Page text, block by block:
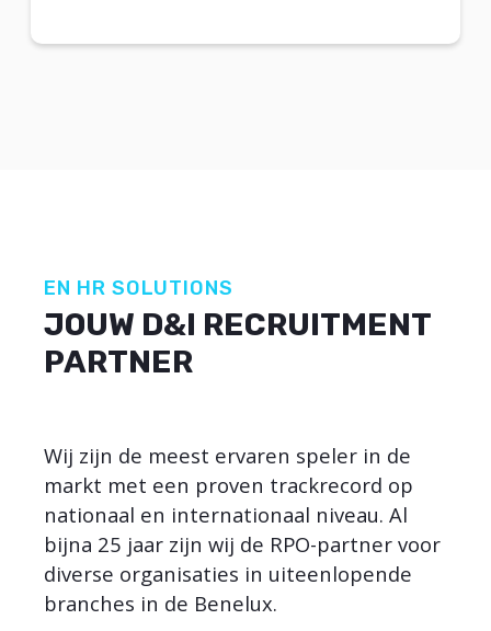
EN HR SOLUTIONS
JOUW D&I RECRUITMENT
PARTNER
Wij zijn de meest ervaren speler in de
markt met een proven trackrecord op
nationaal en internationaal niveau. Al
bijna 25 jaar zijn wij de RPO-partner voor
diverse organisaties in uiteenlopende
branches in de Benelux.